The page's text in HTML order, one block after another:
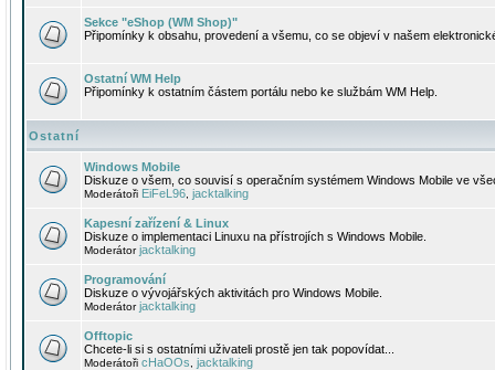
Sekce "eShop (WM Shop)"
Připomínky k obsahu, provedení a všemu, co se objeví v našem
Ostatní WM Help
Připomínky k ostatním částem portálu nebo ke službám WM Help.
Ostatní
Windows Mobile
Diskuze o všem, co souvisí s operačním systémem Windows Mobile ve
Moderátoři EiFeL96 jacktalking
Kapesní zařízení & Linux
Diskuze o implementaci Linuxu na přístrojích s Windows Mobile.
Moderátorjacktalking
Programování
Diskuze o vývojářských aktivitách pro Windows Mobile.
Moderátorjacktalking
Offtopic
Chcete-li si s ostatními uživateli prostě jen tak popovídat...
Moderátoři cHaOOs jacktalking